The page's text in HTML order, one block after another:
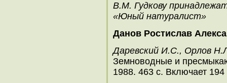
В.М. Гудкову
«Юный натуралист»
Данов Ростислав
Даревский И.С., Орлов
Земноводные и
1988. 463 с. Включает